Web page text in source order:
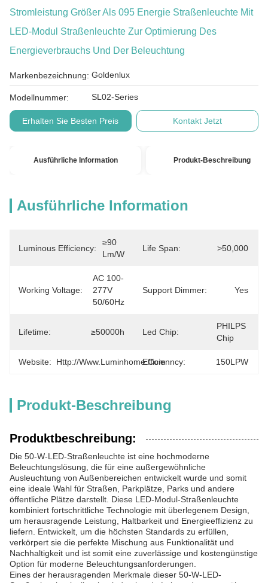
Stromleistung Größer Als 095 Energie Straßenleuchte Mit
LED-Modul Straßenleuchte Zur Optimierung Des
Energieverbrauchs Und Der Beleuchtung
Markenbezeichnung: Goldenlux
Modellnummer: SL02-Series
Erhalten Sie Besten Preis Kontakt Jetzt
Ausführliche Information Produkt-Beschreibung
Ausführliche Information
Luminous Efficiency:
≥90
Lm/w
Life Span: >50,000
Working Voltage:
AC 100-
277V
50/60Hz
Support Dimmer: Yes
Lifetime: ≥50000h Led Chip:
PHILPS
Chip
Website: Http://www.luminhome.com
Efficienncy: 150LPW
Produkt-Beschreibung
Produktbeschreibung:
Die 50-W-LED-Straßenleuchte ist eine hochmoderne
Beleuchtungslösung, die für eine außergewöhnliche
Ausleuchtung von Außenbereichen entwickelt wurde und somit
eine ideale Wahl für Straßen, Parkplätze, Parks und andere
öffentliche Plätze darstellt. Diese LED-Modul-Straßenleuchte
kombiniert fortschrittliche Technologie mit überlegenem Design,
um herausragende Leistung, Haltbarkeit und Energieeffizienz zu
liefern. Entwickelt, um die höchsten Standards zu erfüllen,
verkörpert sie die perfekte Mischung aus Funktionalität und
Nachhaltigkeit und ist somit eine zuverlässige und kostengünstige
Option für moderne Beleuchtungsanforderungen.
Eines der herausragenden Merkmale dieser 50-W-LED-